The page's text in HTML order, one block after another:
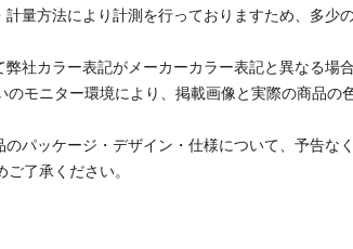
量方法により計測を行っておりますため、多少
社カラー表記がメーカーカラー表記と異なる場合
モニター環境により、掲載画像と実際の商品の
パッケージ・デザイン・仕様について、予告な
了承ください。